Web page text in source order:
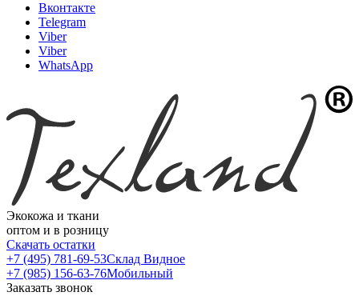
Вконтакте
Telegram
Viber
Viber
WhatsApp
Экокожа и ткани
оптом и в розницу
Скачать остатки
+7 (495) 781-69-53Склад Видное
+7 (985) 156-63-76Мобильный
Заказать звонок